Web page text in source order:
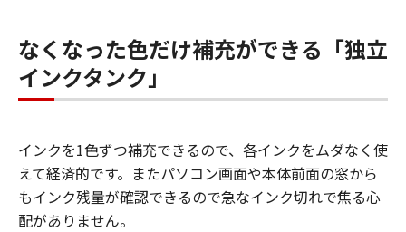
なくなった色だけ補充ができる「独立
インクタンク」
インクを1色ずつ補充できるので、各インクをムダなく使
えて経済的です。またパソコン画面や本体前面の窓から
もインク残量が確認できるので急なインク切れで焦る心
配がありません。